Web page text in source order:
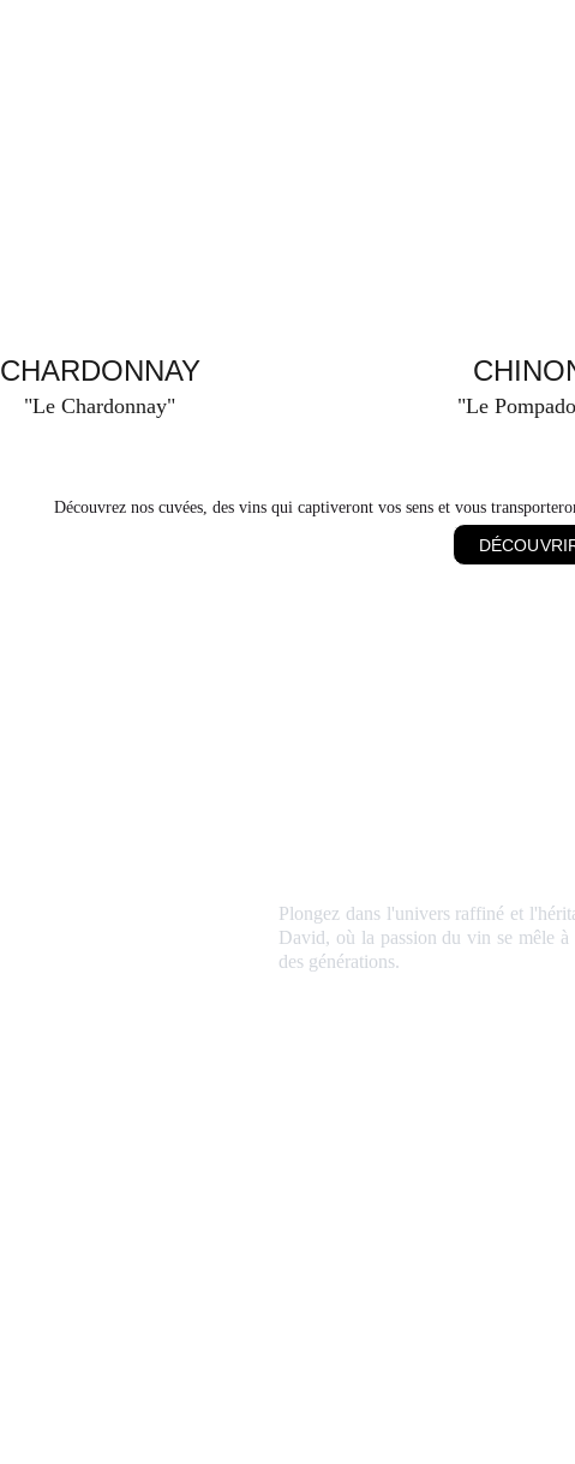
CHARDONNAY
"Le Chardonnay" "Le
Découvrez nos cuvées, des vins qui captiveront vos sens et vous
Plongez dans l'univers raffiné et
David, où la passion du vin se mêle
des générations.